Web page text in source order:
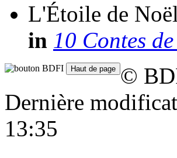
L'Étoile de Noël
in 10 Contes
©
Dernière
13:35